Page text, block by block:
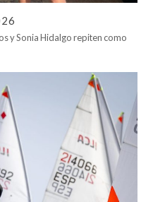
y Sonia Hidalgo repiten como